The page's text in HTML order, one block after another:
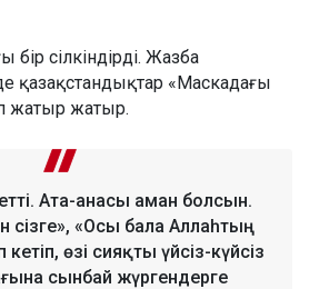
бір сілкіндірді. Жазба
қазақстандықтар «Маскадағы
жатыр жатыр.
Ата-анасы аман болсын.
«Осы бала Аллаһтың
өзі сияқты үйсіз-күйсіз
сынбай жүргендерге